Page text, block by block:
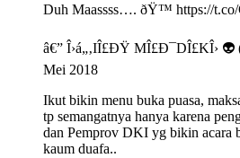
Duh Maassss…. ðŸ™ https://
â€” Î›á„‚IÎ£ÐŸ MÎ£Ð¯DÎ£KÎ› 👽
Mei 2018
Ikut bikin menu buka puasa,
tp semangatnya hanya karena
dan Pemprov DKI yg bikin acara
kaum duafa..